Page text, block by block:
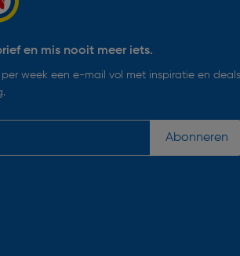
en mis nooit meer iets.
week een e-mail vol met inspiratie en
.
Abonneren